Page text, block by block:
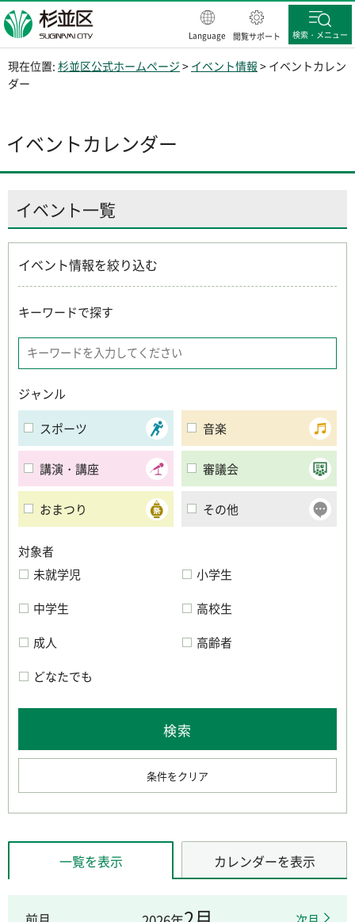
杉並区
Language 閲覧サポート 検索・メニュー
現在位置: 杉並区公式ホームページ > イベント情報 > イベントカレン
ダー
イベントカレンダー
イベント一覧
イベント情報を絞り込む
キーワードで探す
ジャンル
スポーツ
音楽
講演・講座 審議会
おまつり その他
対象者
未就学児
小学生
中学生
高校生
成人
高齢者
どなたでも
条件をクリア
一覧を表示 カレンダーを表示